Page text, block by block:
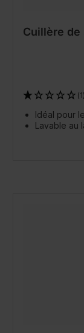
Cuillère
(1)
Idéal pour
Lavable au